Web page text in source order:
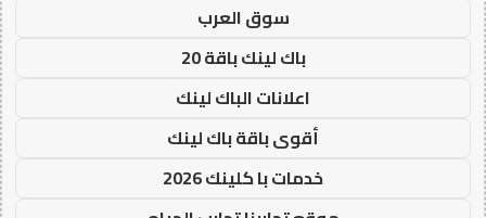
سوق العرب
باك لينك باقة 20
اعلانات الباك لينك
أقوى باقة باك لينك
خدمات با كلينك 2026